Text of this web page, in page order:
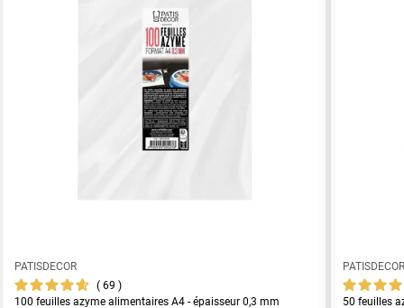
PATISDECOR
69
100 feuilles azyme alimentaires A4 - épaisseur 0,3 mm
50 feuilles